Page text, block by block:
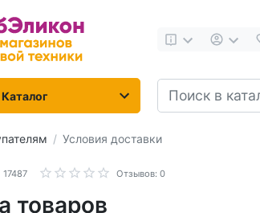
Каталог
Условия доставки
17487 Отзывов: 0
товаров